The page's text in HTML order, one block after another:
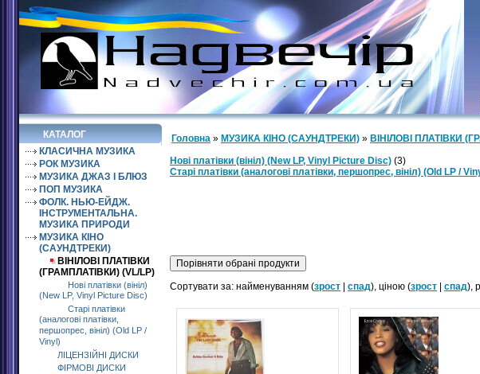
КАТАЛОГ
КЛАСИЧНА МУЗИКА
РОК МУЗИКА
МУЗИКА ДЖАЗ І БЛЮЗ
ПОП МУЗИКА
ФОЛК. НЬЮ-ЕЙДЖ.
ІНСТРУМЕНТАЛЬНА.
МУЗИКА ПРИРОДИ
МУЗИКА КІНО
(САУНДТРЕКИ)
ВІНІЛОВІ ПЛАТІВКИ
(ГРАМПЛАТІВКИ) (VL/LP)
Нові платівки (вініл)
(New LP, Vinyl Picture Disc)
Старі платівки
(аналогові платівки,
першопрес, вініл) (Old LP /
Vinyl)
ЛІЦЕНЗІЙНІ ДИСКИ
ФІРМОВІ ДИСКИ
Головна » МУЗИКА КІНО (САУНДТРЕКИ) » ВІНІЛОВІ ПЛАТІВКИ
Нові платівки (вініл) (New LP, Vinyl Picture Disc) (3)
Старі платівки (аналогові платівки, першопрес, вініл) (Old LP /
Сортувати за: найменуванням (зрост спад), ціною (зрост спад),